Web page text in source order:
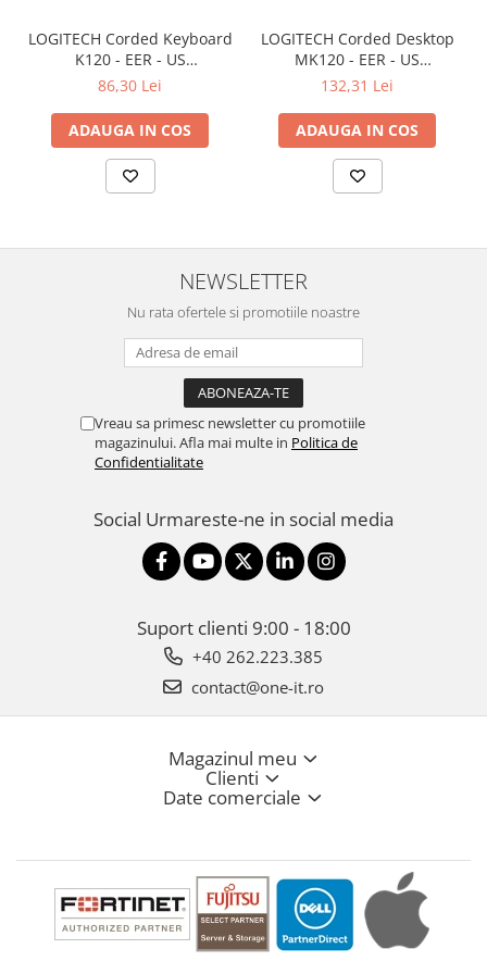
Multiboard & Accessorii
Multimedia
Foto & Video
Cloud si Aplicatii SaaS
LOGITECH Corded Keyboard
K120 - EER - US
International layout
86,30 Lei
ADAUGA IN COS
LOGITECH Corded Desktop
MK120 - EER - US
International layout
132,31 Lei
ADAUGA IN COS
NEWSLETTER
Nu rata ofertele si promotiile noastre
Vreau sa primesc newsletter cu promotiile
magazinului. Afla mai multe in Politica de
Confidentialitate
Social Urmareste-ne in social media
Suport clienti 9:00 - 18:00
+40 262.223.385
contact@one-it.ro
Magazinul meu
Clienti
Date comerciale